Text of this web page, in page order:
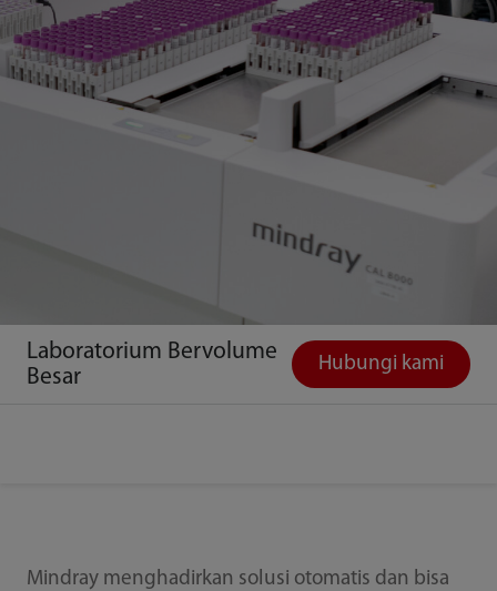
Laboratorium Bervolume
Besar
Hubungi kami
Mindray menghadirkan solusi otomatis dan bisa